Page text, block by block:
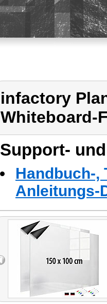
infactory
Whiteboard-
Support-
Handbuch-,
Anleitungs-